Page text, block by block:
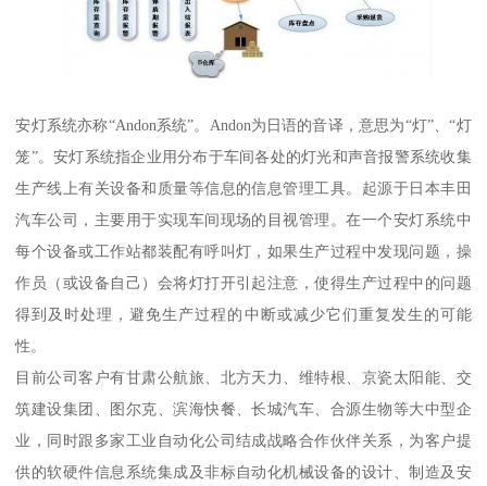
安灯系统亦称“Andon系统”。Andon为日语的音译，意思为“灯”、“灯
笼”。安灯系统指企业用分布于车间各处的灯光和声音报警系统收集
生产线上有关设备和质量等信息的信息管理工具。起源于日本丰田
汽车公司，主要用于实现车间现场的目视管理。在一个安灯系统中
每个设备或工作站都装配有呼叫灯，如果生产过程中发现问题，操
作员（或设备自己）会将灯打开引起注意，使得生产过程中的问题
得到及时处理，避免生产过程的中断或减少它们重复发生的可能
性。
目前公司客户有甘肃公航旅、北方天力、维特根、京瓷太阳能、交
筑建设集团、图尔克、滨海快餐、长城汽车、合源生物等大中型企
业，同时跟多家工业自动化公司结成战略合作伙伴关系，为客户提
供的软硬件信息系统集成及非标自动化机械设备的设计、制造及安